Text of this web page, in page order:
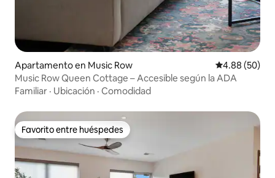
Apartamento en Music Row Calificación
4.88 (50)
Music Row Queen Cottage – Accesible según la ADA
Familiar · Ubicación · Comodidad
Favorito entre huéspedes
Favorito entre huéspedes